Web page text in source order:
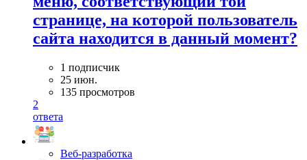
странице, на которой пользователь
сайта находится в данный момент?
1 подписчик
25 июн.
135 просмотров
2
ответа
Веб-разработка